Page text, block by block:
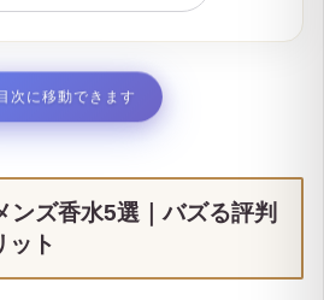
匂いの分析｜高級石鹸と成功者の
感」
匂いの注意点｜一歩間違えれば香
境界線
「ウエスト・足首」に1プッシュ
り合わせるのはNGな理由
次に移動できます
ンズ香水5選｜バズる評判
ット